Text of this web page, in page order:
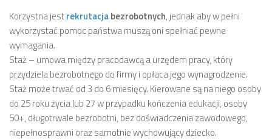
Korzystna jestrekrutacjabezrobotnych, jednak aby w pełni
wykorzystać pomoc państwa muszą oni spełniać pewne
wymagania.
Staż – umowa między pracodawcą a urzędem pracy, który
przydziela bezrobotnego do firmy i opłaca jego wynagrodzenie.
Staż może trwać od 3 do 6 miesięcy. Kierowane są na niego osoby
do 25 roku życia lub 27 w przypadku kończenia edukacji, osoby
50+, długotrwale bezrobotni, bez doświadczenia zawodowego,
niepełnosprawni oraz samotnie wychowujący dziecko.